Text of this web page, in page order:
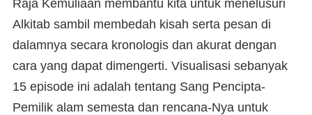
Raja Kemuliaan membantu kita untuk menelusuri
Alkitab sambil membedah kisah serta pesan di
dalamnya secara kronologis dan akurat dengan
cara yang dapat dimengerti. Visualisasi sebanyak
15 episode ini adalah tentang Sang Pencipta-
Pemilik alam semesta dan rencana-Nya untuk